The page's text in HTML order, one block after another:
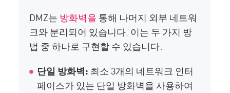
DMZ는 방화벽을 통해 나머지 외부 네트워
크와 분리되어 있습니다. 이는 두 가지 방
법 중 하나로 구현할 수 있습니다:
단일 방화벽: 최소 3개의 네트워크 인터
페이스가 있는 단일 방화벽을 사용하여